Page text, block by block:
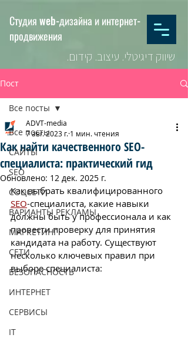
Студия web-дизайна и интернет-
продвижения
שיווק דיגיטלי. עיצוב. קידום.
Пост
Все посты
САЙТЫ
SEO
СОЦСЕТИ
ВАРИАНТЫ РЕКЛАМЫ
МАРКЕТИНГ
СЕТИ
БЕЗОПАСНОСТЬ
ИНТЕРНЕТ
СЕРВИСЫ
IT
Все посты
Как найти качественного SEO-
специалиста: практический гид
ADVT-media
7 авг. 2023 г. 1 мин. чтения
Обновлено: 12 дек. 2025 г.
Как выбрать квалифицированного
SEO-специалиста, какие навыки
должны быть у профессионала и как
провести проверку для принятия
кандидата на работу. Существуют
несколько ключевых правил при
выборе специалиста: